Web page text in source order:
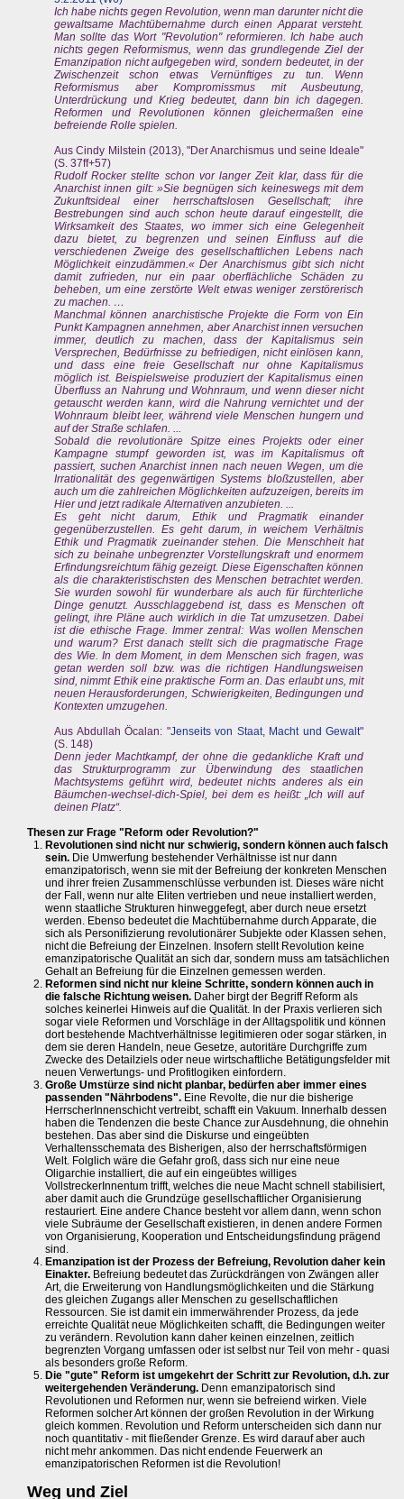
Ich habe nichts gegen Revolution, wenn man darunter nicht die
gewaltsame Machtübernahme durch einen Apparat versteht.
Man sollte das Wort "Revolution" reformieren. Ich habe auch
nichts gegen Reformismus, wenn das grundlegende Ziel der
Emanzipation nicht aufgegeben wird, sondern bedeutet, in der
Zwischenzeit schon etwas Vernünftiges zu tun. Wenn
Reformismus aber Kompromissmus mit Ausbeutung,
Unterdrückung und Krieg bedeutet, dann bin ich dagegen.
Reformen und Revolutionen können gleichermaßen eine
befreiende Rolle spielen.
Aus Cindy Milstein (2013), "Der Anarchismus und seine Ideale"
(S. 37ff+57)
Rudolf Rocker stellte schon vor langer Zeit klar, dass für die
Anarchist innen gilt: »Sie begnügen sich keineswegs mit dem
Zukunftsideal einer herrschaftslosen Gesellschaft; ihre
Bestrebungen sind auch schon heute darauf eingestellt, die
Wirksamkeit des Staates, wo immer sich eine Gelegenheit
dazu bietet, zu begrenzen und seinen Einfluss auf die
verschiedenen Zweige des gesellschaftlichen Lebens nach
Möglichkeit einzudämmen.« Der Anarchismus gibt sich nicht
damit zufrieden, nur ein paar oberflächliche Schäden zu
beheben, um eine zerstörte Welt etwas weniger zerstörerisch
zu machen. …
Manchmal können anarchistische Projekte die Form von Ein
Punkt Kampagnen annehmen, aber Anarchist innen versuchen
immer, deutlich zu machen, dass der Kapitalismus sein
Versprechen, Bedürfnisse zu befriedigen, nicht einlösen kann,
und dass eine freie Gesellschaft nur ohne Kapitalismus
möglich ist. Beispielsweise produziert der Kapitalismus einen
Überfluss an Nahrung und Wohnraum, und wenn dieser nicht
getauscht werden kann, wird die Nahrung vernichtet und der
Wohnraum bleibt leer, während viele Menschen hungern und
auf der Straße schlafen. ...
Sobald die revolutionäre Spitze eines Projekts oder einer
Kampagne stumpf geworden ist, was im Kapitalismus oft
passiert, suchen Anarchist innen nach neuen Wegen, um die
Irrationalität des gegenwärtigen Systems bloßzustellen, aber
auch um die zahlreichen Möglichkeiten aufzuzeigen, bereits im
Hier und jetzt radikale Alternativen anzubieten. ...
Es geht nicht darum, Ethik und Pragmatik einander
gegenüberzustellen. Es geht darum, in weichem Verhältnis
Ethik und Pragmatik zueinander stehen. Die Menschheit hat
sich zu beinahe unbegrenzter Vorstellungskraft und enormem
Erfindungsreichtum fähig gezeigt. Diese Eigenschaften können
als die charakteristischsten des Menschen betrachtet werden.
Sie wurden sowohl für wunderbare als auch für fürchterliche
Dinge genutzt. Ausschlaggebend ist, dass es Menschen oft
gelingt, ihre Pläne auch wirklich in die Tat umzusetzen. Dabei
ist die ethische Frage. Immer zentral: Was wollen Menschen
und warum? Erst danach stellt sich die pragmatische Frage
des Wie. In dem Moment, in dem Menschen sich fragen, was
getan werden soll bzw. was die richtigen Handlungsweisen
sind, nimmt Ethik eine praktische Form an. Das erlaubt uns, mit
neuen Herausforderungen, Schwierigkeiten, Bedingungen und
Kontexten umzugehen.
Aus Abdullah Öcalan: "Jenseits von Staat, Macht und Gewalt"
(S. 148)
Denn jeder Machtkampf, der ohne die gedankliche Kraft und
das Strukturprogramm zur Überwindung des staatlichen
Machtsystems geführt wird, bedeutet nichts anderes als ein
Bäumchen-wechsel-dich-Spiel, bei dem es heißt: „Ich will auf
deinen Platz“.
Thesen zur Frage "Reform oder Revolution?"
Revolutionen sind nicht nur schwierig, sondern können auch falsch
sein. Die Umwerfung bestehender Verhältnisse ist nur dann
emanzipatorisch, wenn sie mit der Befreiung der konkreten Menschen
und ihrer freien Zusammenschlüsse verbunden ist. Dieses wäre nicht
der Fall, wenn nur alte Eliten vertrieben und neue installiert werden,
wenn staatliche Strukturen hinweggefegt, aber durch neue ersetzt
werden. Ebenso bedeutet die Machtübernahme durch Apparate, die
sich als Personifizierung revolutionärer Subjekte oder Klassen sehen,
nicht die Befreiung der Einzelnen. Insofern stellt Revolution keine
emanzipatorische Qualität an sich dar, sondern muss am tatsächlichen
Gehalt an Befreiung für die Einzelnen gemessen werden.
Reformen sind nicht nur kleine Schritte, sondern können auch in
die falsche Richtung weisen. Daher birgt der Begriff Reform als
solches keinerlei Hinweis auf die Qualität. In der Praxis verlieren sich
sogar viele Reformen und Vorschläge in der Alltagspolitik und können
dort bestehende Machtverhältnisse legitimieren oder sogar stärken, in
dem sie deren Handeln, neue Gesetze, autoritäre Durchgriffe zum
Zwecke des Detailziels oder neue wirtschaftliche Betätigungsfelder mit
neuen Verwertungs- und Profitlogiken einfordern.
Große Umstürze sind nicht planbar, bedürfen aber immer eines
passenden "Nährbodens". Eine Revolte, die nur die bisherige
HerrscherInnenschicht vertreibt, schafft ein Vakuum. Innerhalb dessen
haben die Tendenzen die beste Chance zur Ausdehnung, die ohnehin
bestehen. Das aber sind die Diskurse und eingeübten
Verhaltensschemata des Bisherigen, also der herrschaftsförmigen
Welt. Folglich wäre die Gefahr groß, dass sich nur eine neue
Oligarchie installiert, die auf ein eingeübtes williges
VollstreckerInnentum trifft, welches die neue Macht schnell stabilisiert,
aber damit auch die Grundzüge gesellschaftlicher Organisierung
restauriert. Eine andere Chance besteht vor allem dann, wenn schon
viele Subräume der Gesellschaft existieren, in denen andere Formen
von Organisierung, Kooperation und Entscheidungsfindung prägend
sind.
Emanzipation ist der Prozess der Befreiung, Revolution daher kein
Einakter. Befreiung bedeutet das Zurückdrängen von Zwängen aller
Art, die Erweiterung von Handlungsmöglichkeiten und die Stärkung
des gleichen Zugangs aller Menschen zu gesellschaftlichen
Ressourcen. Sie ist damit ein immerwährender Prozess, da jede
erreichte Qualität neue Möglichkeiten schafft, die Bedingungen weiter
zu verändern. Revolution kann daher keinen einzelnen, zeitlich
begrenzten Vorgang umfassen oder ist selbst nur Teil von mehr - quasi
als besonders große Reform.
Die "gute" Reform ist umgekehrt der Schritt zur Revolution, d.h. zur
weitergehenden Veränderung. Denn emanzipatorisch sind
Revolutionen und Reformen nur, wenn sie befreiend wirken. Viele
Reformen solcher Art können der großen Revolution in der Wirkung
gleich kommen. Revolution und Reform unterscheiden sich dann nur
noch quantitativ - mit fließender Grenze. Es wird darauf aber auch
nicht mehr ankommen. Das nicht endende Feuerwerk an
emanzipatorischen Reformen ist die Revolution!
Weg und Ziel